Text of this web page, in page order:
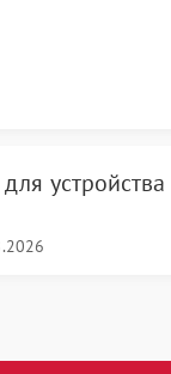
для устройства